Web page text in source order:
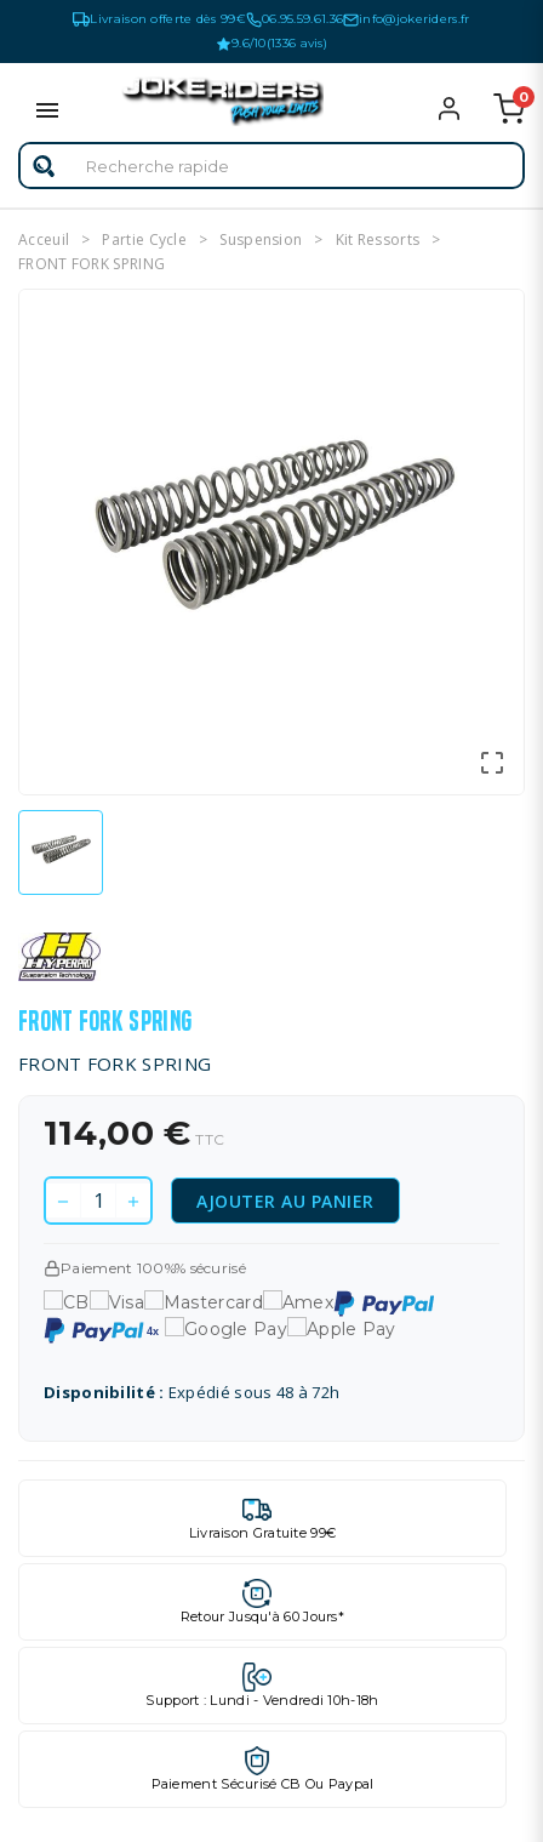
Livraison offerte dès 99€ 06.95.59.61.36
info@jokeriders.fr
9.6/10(1336 avis)
0
Acceuil Partie Cycle Suspension
Kit Ressorts
FRONT FORK SPRING

FRONT FORK SPRING
FRONT FORK SPRING
114,00 € TTC
AJOUTER AU PANIER
Paiement 100%% sécurisé
Disponibilité : Expédié sous 48 à 72h
Livraison Gratuite 99€
Retour Jusqu'à 60 Jours*
Support : Lundi - Vendredi 10h-18h
Paiement Sécurisé CB Ou Paypal